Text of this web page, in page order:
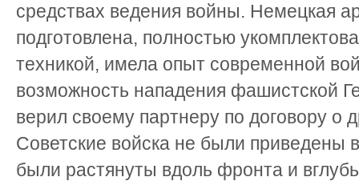
средствах ведения войны. Немецкая
подготовлена, полностью
техникой, имела опыт современной
возможность нападения фашистской
верил своему партнеру по договору о
Советские войска не были приведены
были растянуты вдоль фронта и